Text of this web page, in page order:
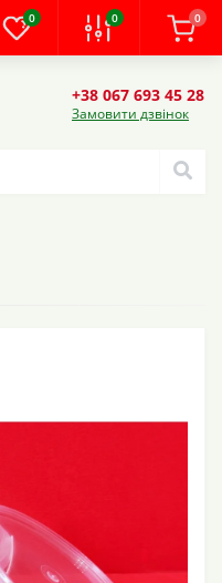
0 0 0
+38 067 693 45 28
Замовити дзвінок